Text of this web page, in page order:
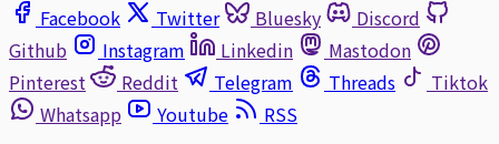
Facebook
Twitter Bluesky
Discord
Github
Instagram Linkedin
Mastodon
Pinterest
Reddit Telegram Threads
Tiktok
Whatsapp
Youtube
RSS